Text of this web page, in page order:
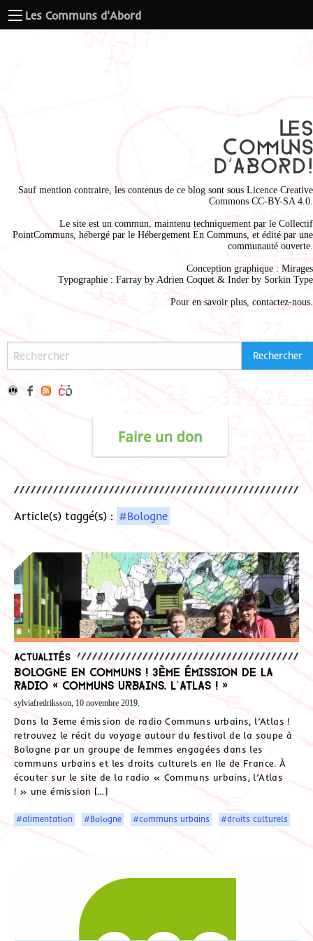
Les Communs d'Abord
Sauf mention contraire, les contenus de ce blog sont sous Licence Creative
Commons CC-BY-SA 4.0
Le site est un commun, maintenu techniquement par le Collectif
PointCommuns , hébergé par le Hébergement En Communs , et édité par une
communauté ouverte.
Conception graphique : Mirages
Typographie : Farray by Adrien Coquet & Inder by Sorkin Type
Pour en savoir plus, contactez-nous
Article(s) taggé(s) : #Bologne
Actualités
Bologne en communs ! 3ème émission de la
radio « Communs urbains, l’Atlas ! »
sylviafredriksson, 10 novembre 2019.
Dans la 3eme émission de radio Communs urbains, l’Atlas !
retrouvez le récit du voyage autour du festival de la soupe à
Bologne par un groupe de femmes engagées dans les
communs urbains et les droits culturels en Ile de France. À
écouter sur le site de la radio « Communs urbains, l’Atlas
! » une émission […]
#alimentation #Bologne #communs urbains #droits culturels